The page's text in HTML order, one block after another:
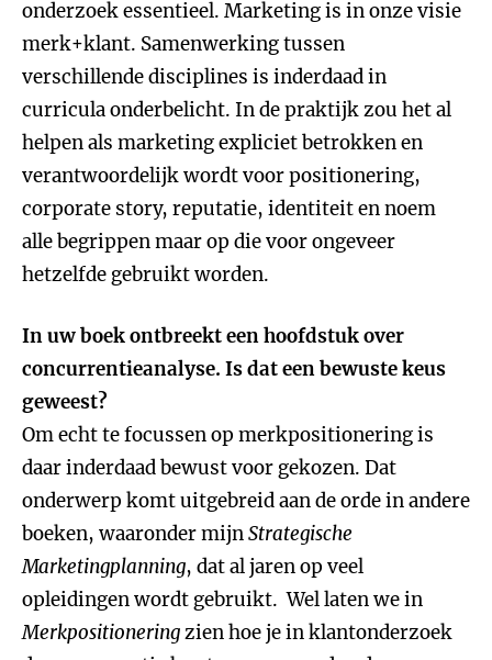
onderzoek essentieel. Marketing is in onze visie
merk+klant. Samenwerking tussen
verschillende disciplines is inderdaad in
curricula onderbelicht. In de praktijk zou het al
helpen als marketing expliciet betrokken en
verantwoordelijk wordt voor positionering,
corporate story, reputatie, identiteit en noem
alle begrippen maar op die voor ongeveer
hetzelfde gebruikt worden.
In uw boek ontbreekt een hoofdstuk over
concurrentieanalyse. Is dat een bewuste keus
geweest?
Om echt te focussen op merkpositionering is
daar inderdaad bewust voor gekozen. Dat
onderwerp komt uitgebreid aan de orde in andere
boeken, waaronder mijnStrategische
Marketingplanning, dat al jaren op veel
opleidingen wordt gebruikt. Wel laten we in
Merkpositioneringzien hoe je in klantonderzoek